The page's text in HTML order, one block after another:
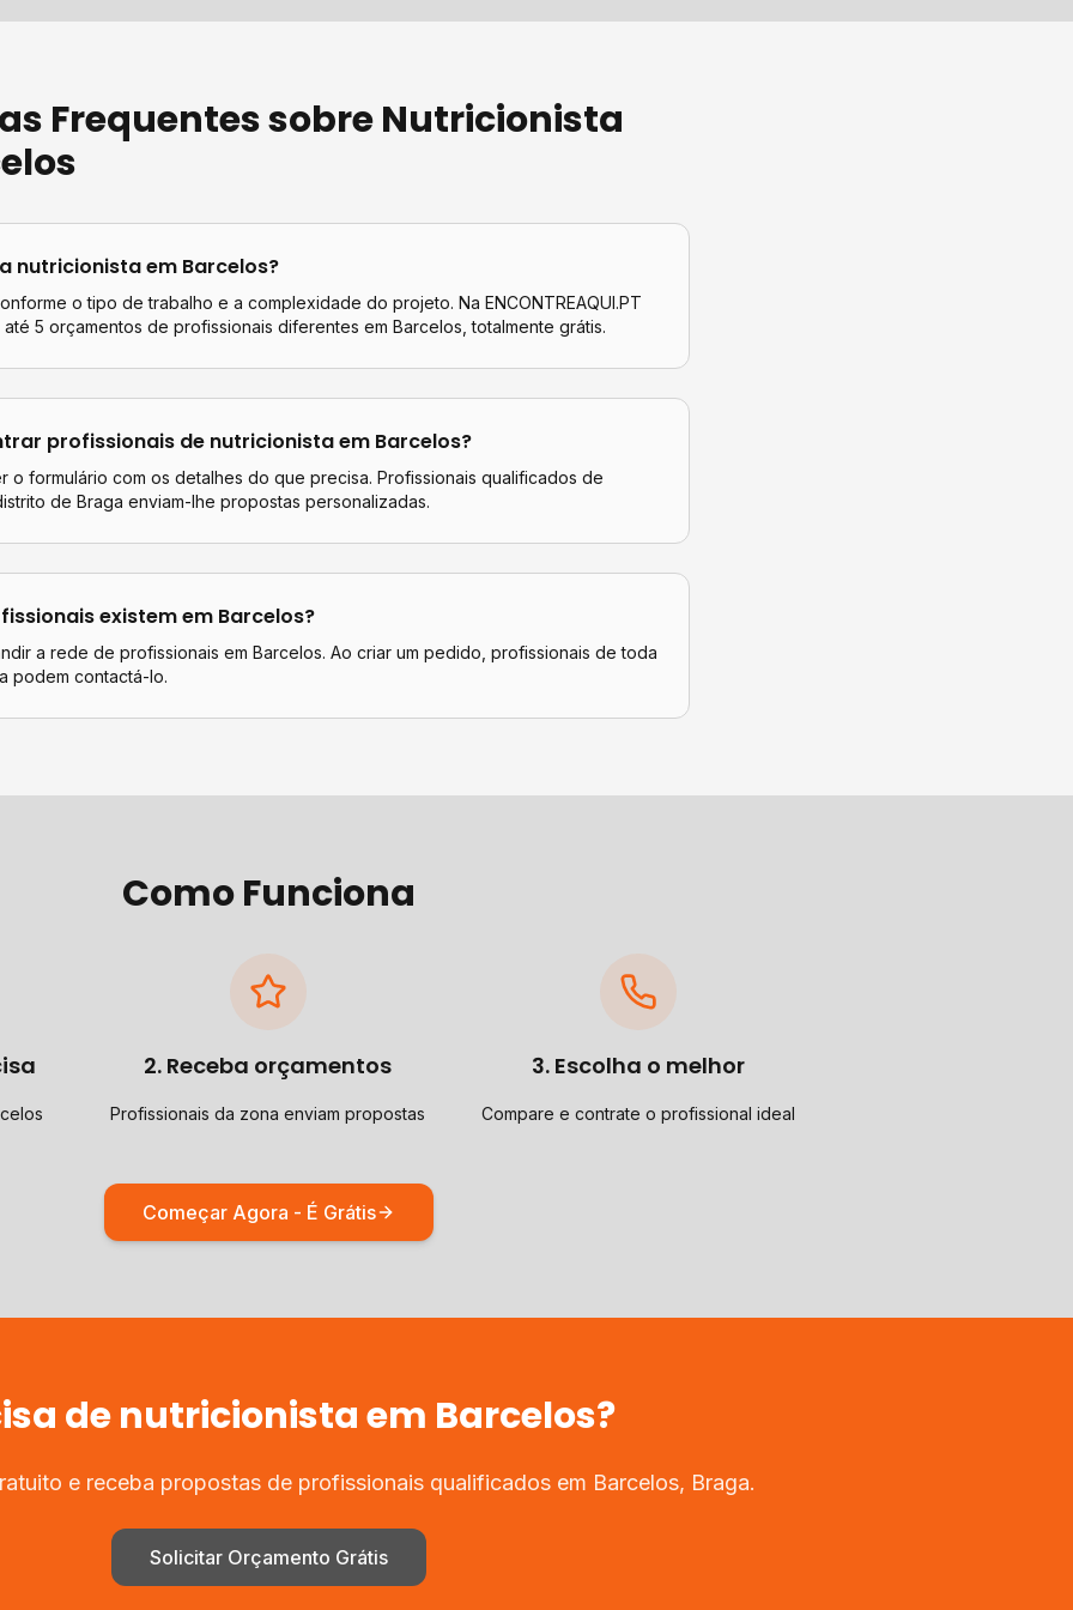
Frequentes sobreNutricionista
nutricionistaem Barcelos?
o tipo de trabalho e a complexidade do projeto. Na ENCONTREAQUI.PT
5 orçamentos de profissionais diferentes em Barcelos , totalmente grátis.
profissionais de nutricionistaem Barcelos?
o formulário com os detalhes do que precisa. Profissionais qualificados de
de Braga enviam-lhe propostas personalizadas.
existem em Barcelos?
a rede de profissionais em Barcelos. Ao criar um pedido, profissionais de toda
podem contactá-lo.
Como Funciona
2. Receba orçamentos
Profissionais da zona enviam propostas
3. Escolha o melhor
Compare e contrate o profissional ideal
Começar Agora - É Grátis
denutricionistaem Barcelos?
e receba propostas de profissionais qualificados em Barcelos, Braga.
Solicitar Orçamento Grátis